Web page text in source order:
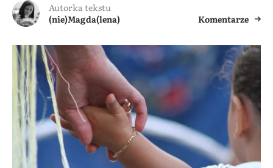
Autorka tekstu
(nie)Magda(lena)
Komentarze